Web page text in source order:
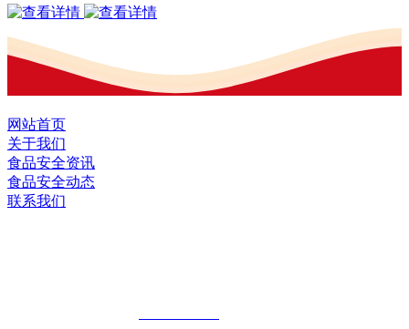
网站首页
关于我们
食品安全资讯
食品安全动态
联系我们